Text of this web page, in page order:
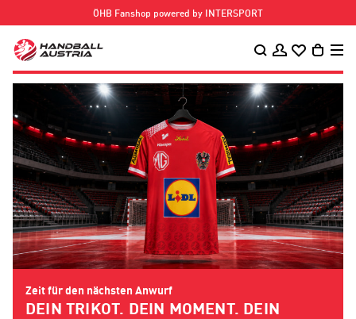
Schnelle & zuverlässige Lieferung
FANSHOP
POWERED
BY
INTERSPORT
Zeit für den nächsten Anwurf
DEIN TRIKOT. DEIN MOMENT. DEIN